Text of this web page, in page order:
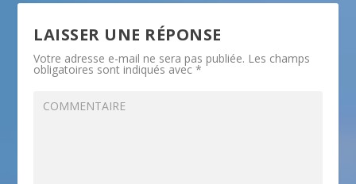
LAISSER UNE RÉPONSE
Votre adresse e-mail ne sera pas publiée. Les champs
obligatoires sont indiqués avec*